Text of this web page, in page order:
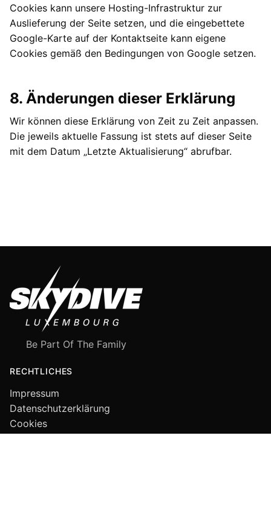
Cookies kann unsere Hosting-Infrastruktur zur
Auslieferung der Seite setzen, und die eingebettete
Google-Karte auf der Kontaktseite kann eigene
Cookies gemäß den Bedingungen von Google setzen.
8. Änderungen dieser Erklärung
Wir können diese Erklärung von Zeit zu Zeit anpassen.
Die jeweils aktuelle Fassung ist stets auf dieser Seite
mit dem Datum „Letzte Aktualisierung“ abrufbar.
Be Part Of The Family
RECHTLICHES
Impressum
Datenschutzerklärung
Cookies